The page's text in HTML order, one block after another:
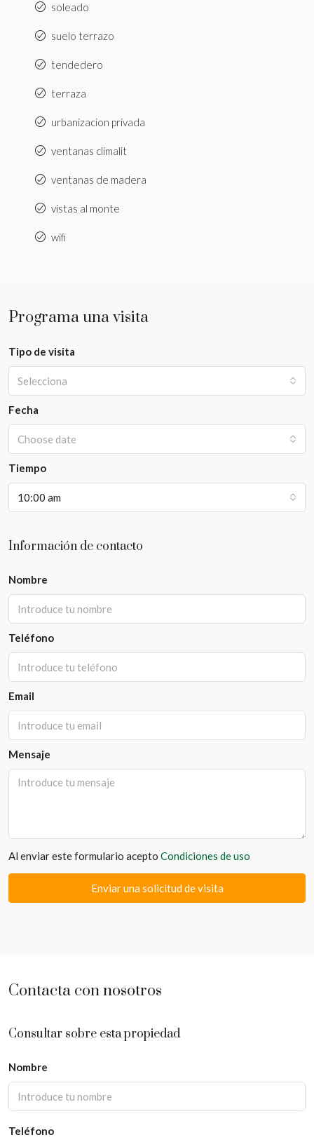
soleado
suelo terrazo
tendedero
terraza
urbanizacion privada
ventanas climalit
ventanas de madera
vistas al monte
wifi
Programa una visita
Tipo de visita
Selecciona
Fecha
Choose date
Tiempo
10:00 am
Información de contacto
Nombre
Teléfono
Email
Mensaje
Al enviar este formulario acepto Condiciones de uso
Enviar una solicitud de visita
Contacta con nosotros
Consultar sobre esta propiedad
Nombre
Teléfono